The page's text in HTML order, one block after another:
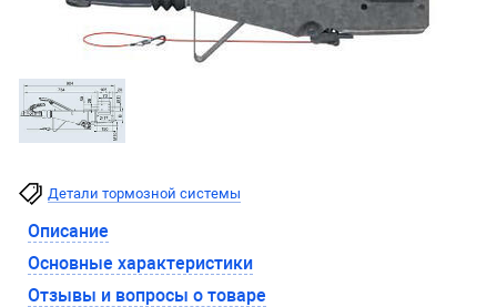
Детали тормозной системы
Описание
Основные характеристики
Отзывы и вопросы о товаре